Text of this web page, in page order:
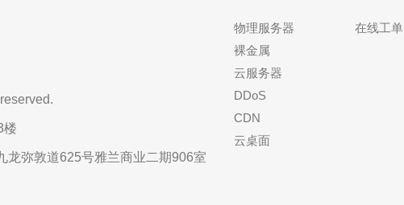
楼
龙弥敦道625号雅兰商业二期906室
物理服务器
裸金属
云服务器
DDoS
CDN
云桌面
在线工单